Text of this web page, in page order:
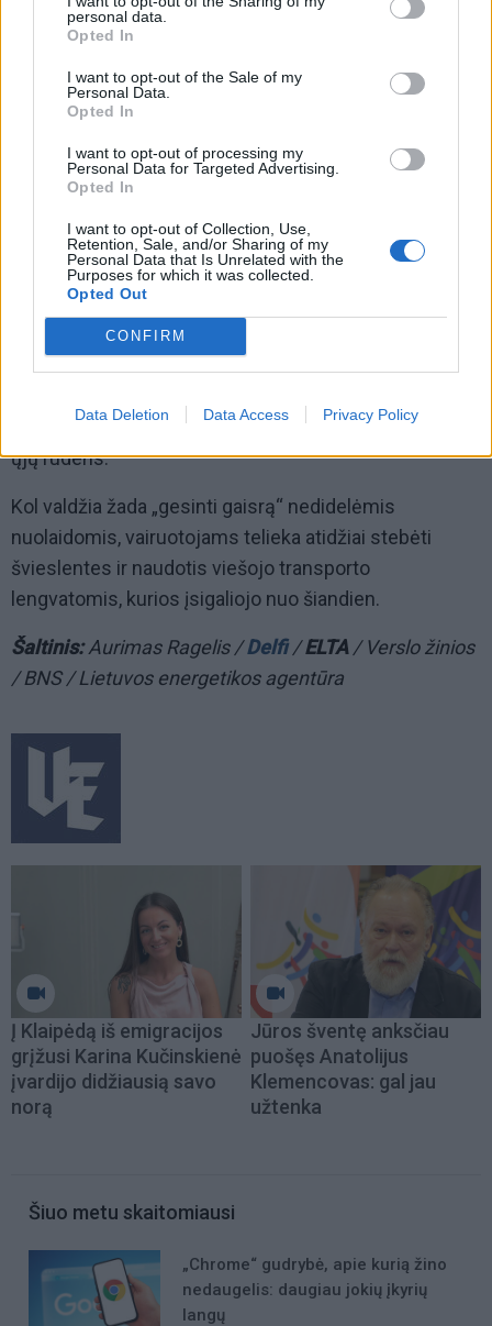
personal data.
Opted In
I want to opt-out of the Sale of my
Personal Data.
Opted In
I want to opt-out of processing my
Personal Data for Targeted Advertising.
Opted In
I want to opt-out of Collection, Use,
Retention, Sale, and/or Sharing of my
Personal Data that Is Unrelated with the
Purposes for which it was collected.
Opted Out
CONFIRM
Data Deletion Data Access Privacy Policy
Kainų žirklės ir naujas įrankis
vartotojams
Istoriniai rekordai:LEA teigimu, dabartinė vidutinė
benzinas pasiekė brangumo lygį, nematytą nuo 2022-
ųjų rudens.
Kol valdžia žada „gesinti gaisrą“ nedidelėmis
nuolaidomis, vairuotojams telieka atidžiai stebėti
švieslentes ir naudotis viešojo transporto
lengvatomis, kurios įsigaliojo nuo šiandien.
Šaltinis:Aurimas Ragelis /Delfi/ELTA/ Verslo žinios
/ BNS / Lietuvos energetikos agentūra
Į Klaipėdą iš emigracijos
grįžusi Karina Kučinskienė
įvardijo didžiausią savo
norą
Jūros šventę anksčiau
puošęs Anatolijus
Klemencovas: gal jau
užtenka
Šiuo metu skaitomiausi
„Chrome“ gudrybė, apie kurią žino
nedaugelis: daugiau jokių įkyrių
langų